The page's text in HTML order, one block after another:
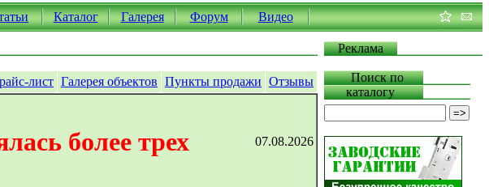
Каталог Галерея Форум Видео
Реклама
лист Галерея объектов Пункты продажи Отзывы
более трех
07.08.2026
Поиск по
каталогу